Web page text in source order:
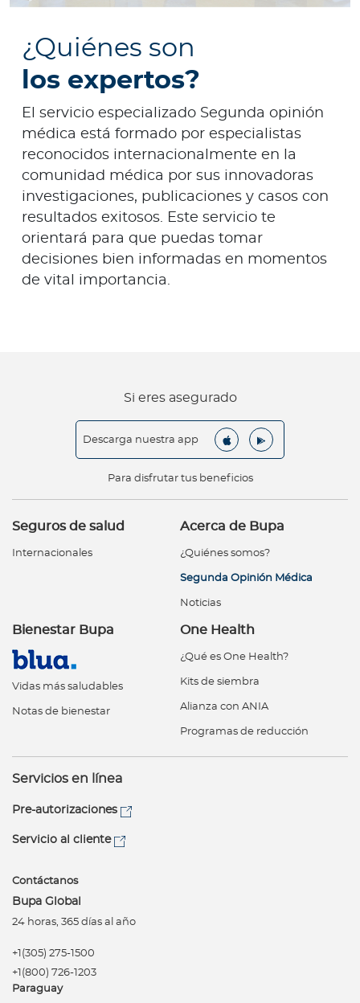
¿Quiénes son
los expertos?
El servicio especializado Segunda opinión
médica está formado por especialistas
reconocidos internacionalmente en la
comunidad médica por sus innovadoras
investigaciones, publicaciones y casos con
resultados exitosos. Este servicio te
orientará para que puedas tomar
decisiones bien informadas en momentos
de vital importancia.
Si eres asegurado
Descarga nuestra app
Para disfrutar tus beneficios
Seguros de salud
Internacionales
Acerca de Bupa
¿Quiénes somos?
Segunda Opinión Médica
Noticias
Bienestar Bupa
Vidas más saludables
Notas de bienestar
One Health
¿Qué es One Health?
Kits de siembra
Alianza con ANIA
Programas de reducción
Servicios en línea
Pre-autorizaciones
Servicio al cliente
Contáctanos
Bupa Global
24 horas, 365 días al año
+1(305) 275-1500
+1(800) 726-1203
Paraguay